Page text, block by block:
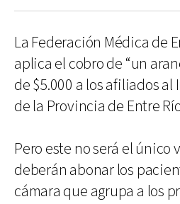
La Federación Médica de
aplica el cobro de “un
de $5.000 a los afiliados
de la Provincia de Entre
Pero este no será el único
deberán abonar los
cámara que agrupa a los